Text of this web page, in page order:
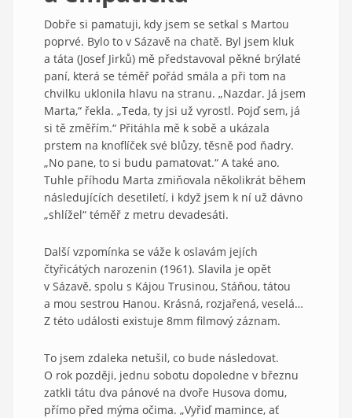
Dobře si pamatuji, kdy jsem se setkal s Martou
poprvé. Bylo to v Sázavě na chatě. Byl jsem kluk
a táta (Josef Jirků) mě představoval pěkné brýlaté
paní, která se téměř pořád smála a při tom na
chvilku uklonila hlavu na stranu. „Nazdar. Já jsem
Marta,“ řekla. „Teda, ty jsi už vyrostl. Pojď sem, já
si tě změřím.“ Přitáhla mě k sobě a ukázala
prstem na knoflíček své blůzy, těsně pod ňadry.
„No pane, to si budu pamatovat.“ A také ano.
Tuhle příhodu Marta zmiňovala několikrát během
následujících desetiletí, i když jsem k ní už dávno
„shlížel“ téměř z metru devadesáti.
Další vzpomínka se váže k oslavám jejích
čtyřicátých narozenin (1961). Slavila je opět
v Sázavě, spolu s Kájou Trusinou, Stáňou, tátou
a mou sestrou Hanou. Krásná, rozjařená, veselá…
Z této události existuje 8mm filmový záznam.
To jsem zdaleka netušil, co bude následovat.
O rok později, jednu sobotu dopoledne v březnu
zatkli tátu dva pánové na dvoře Husova domu,
přímo před mýma očima. „Vyřiď mamince, ať